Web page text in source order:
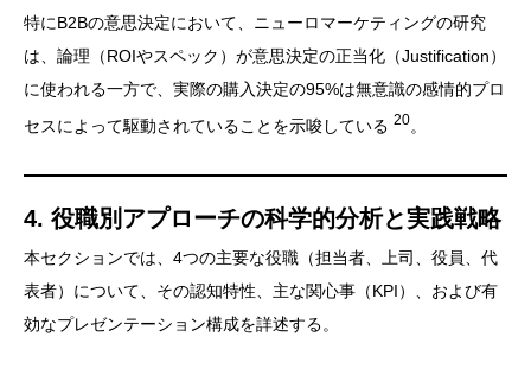
特にB2Bの意思決定において、ニューロマーケティングの研究
は、論理（ROIやスペック）が意思決定の正当化（Justification）
に使われる一方で、実際の購入決定の95%は無意識の感情的プロ
セスによって駆動されていることを示唆している 20。
4. 役職別アプローチの科学的分析と実践戦略
本セクションでは、4つの主要な役職（担当者、上司、役員、代
表者）について、その認知特性、主な関心事（KPI）、および有
効なプレゼンテーション構成を詳述する。